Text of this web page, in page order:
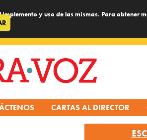
y uso de las mismas. Para obtener
CARTAS AL DIRECTOR